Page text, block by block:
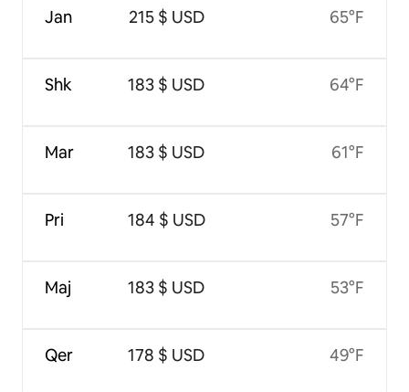
Jan
Shk
Mar
Pri
Maj
Qer
215 $ USD
183 $ USD
183 $ USD
184 $ USD
183 $ USD
178 $ USD
65°F
64°F
61°F
57°F
53°F
49°F